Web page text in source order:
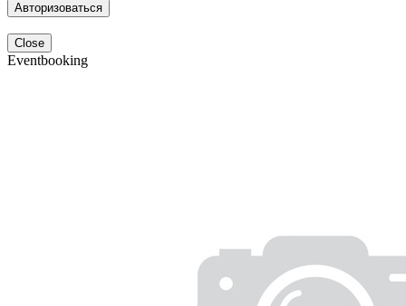
Авторизоваться
Close
Eventbooking